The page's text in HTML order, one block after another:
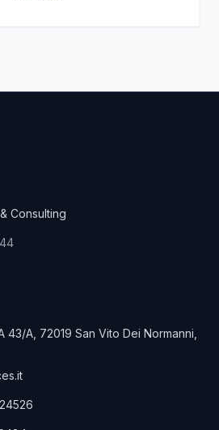
Consulting
43/A, 72019 San Vito Dei Normanni,